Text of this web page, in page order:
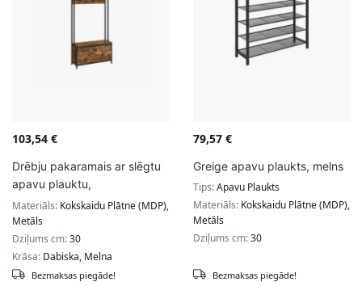
103,54 €
Drēbju pakaramais ar slēgtu
apavu plauktu,
melns/dabisks
Materiāls: Kokskaidu Plātne (MDP),
Metāls
Dziļums cm:30
Krāsa: Dabiska, Melna
Bezmaksas piegāde!
79,57 €
Greige apavu plaukts, melns
Tips:Apavu Plaukts
Materiāls: Kokskaidu Plātne (MDP),
Metāls
Dziļums cm:30
Bezmaksas piegāde!